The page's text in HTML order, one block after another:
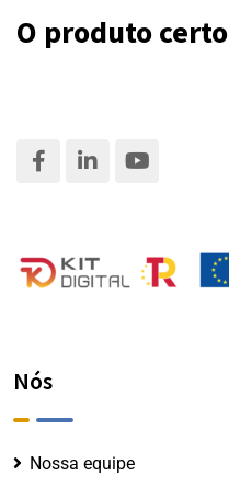
O produto certo
Nós
Nossa equipe